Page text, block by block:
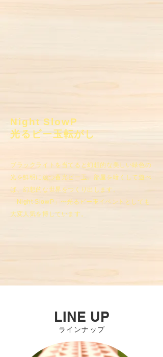
ブラックライトを当てると幻想的な美しい緑色の
光を鮮明に放つ蓄光ビー玉。部屋を暗くして遊べ
ば、幻想的な世界をつくり出します。
「Night SlowP」〜光るビー玉イベントとしても
大変人気を博しています。
Night SlowP
光るビー玉転がし
LINE UP
​ラインナップ